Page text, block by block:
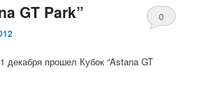
GT Park”
0
декабря прошел Кубок “Astana GT